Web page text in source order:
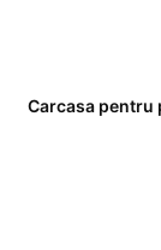
Carcasa pentru